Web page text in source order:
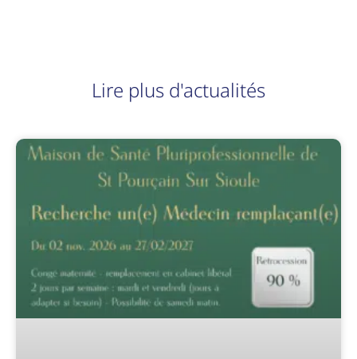
Lire plus d'actualités